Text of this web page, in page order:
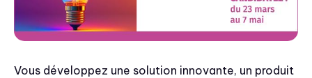
Vous développez une solution innovante, un produit